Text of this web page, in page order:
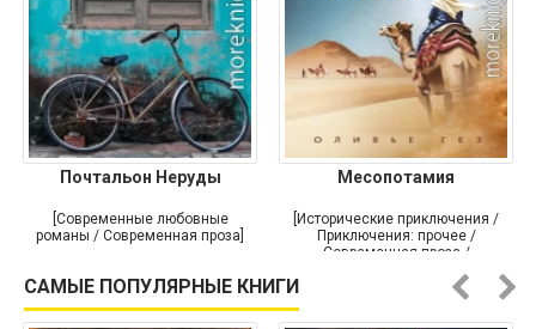
Почтальон Неруды
[Современные любовные
романы / Современная проза]
Месопотамия
[Исторические приключения /
Приключения: прочее /
Современная проза /
САМЫЕ ПОПУЛЯРНЫЕ КНИГИ